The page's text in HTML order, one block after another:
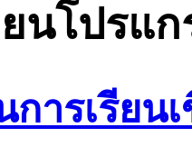
นโปรแ
การเรีย